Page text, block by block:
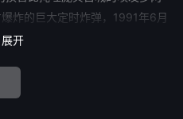
炸的巨大定时炸弹，1991年6月
节目将为各位观众介绍这个史上
展开